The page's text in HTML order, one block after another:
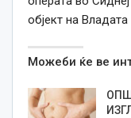
објект на
Можеби ќе ве